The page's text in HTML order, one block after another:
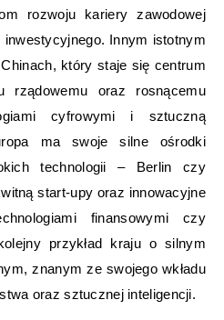
rozwoju kariery zawodowej
inwestycyjnego. Innym istotnym
który staje się centrum
rządowemu oraz rosnącemu
cyfrowymi i sztuczną
ma swoje silne ośrodki
technologii – Berlin czy
start-upy oraz innowacyjne
finansowymi czy
przykład kraju o silnym
znanym ze swojego wkładu
oraz sztucznej inteligencji.